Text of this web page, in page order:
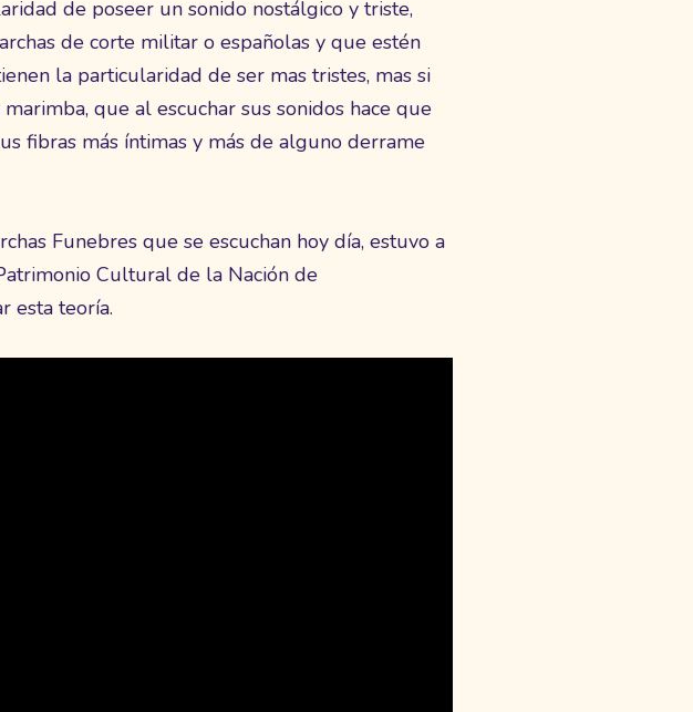
de poseer un sonido nostálgico y triste,
de corte militar o españolas y que estén
la particularidad de ser mas tristes, mas si
que al escuchar sus sonidos hace que
fibras más íntimas y más de alguno derrame
Funebres que se escuchan hoy día, estuvo a
Cultural de la Nación de
esta teoría.